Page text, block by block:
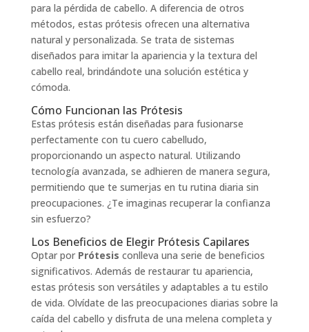
para la pérdida de cabello. A diferencia de otros
métodos, estas prótesis ofrecen una alternativa
natural y personalizada. Se trata de sistemas
diseñados para imitar la apariencia y la textura del
cabello real, brindándote una solución estética y
cómoda.
Cómo Funcionan las Prótesis
Estas prótesis están diseñadas para fusionarse
perfectamente con tu cuero cabelludo,
proporcionando un aspecto natural. Utilizando
tecnología avanzada, se adhieren de manera segura,
permitiendo que te sumerjas en tu rutina diaria sin
preocupaciones. ¿Te imaginas recuperar la confianza
sin esfuerzo?
Los Beneficios de Elegir Prótesis Capilares
Optar por Prótesis conlleva una serie de beneficios
significativos. Además de restaurar tu apariencia,
estas prótesis son versátiles y adaptables a tu estilo
de vida. Olvídate de las preocupaciones diarias sobre la
caída del cabello y disfruta de una melena completa y